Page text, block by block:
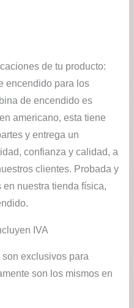
de tu producto:
encendido para los
de encendido es
americano, esta tiene
y entrega un
confianza y calidad, a
clientes. Probada y
nuestra tienda física,
IVA
exclusivos para
son los mismos en